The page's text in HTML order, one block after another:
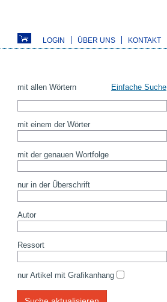
LOGIN ÜBER UNS KONTAKT
mit allen Wörtern Einfache Suche
mit einem der Wörter
mit der genauen Wortfolge
nur in der Überschrift
Autor
Ressort
nur Artikel mit Grafikanhang